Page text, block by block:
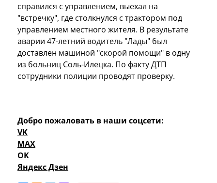
справился с управлением, выехал на
"встречку", где столкнулся с трактором под
управлением местного жителя. В результате
аварии 47-летний водитель "Лады" был
доставлен машиной "скорой помощи" в одну
из больниц Соль-Илецка. По факту ДТП
сотрудники полиции проводят проверку.
Добро пожаловать в наши соцсети:
VK
MAX
OK
Яндекс Дзен